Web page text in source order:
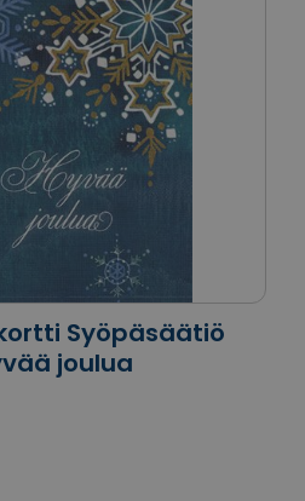
Syöpäsäätiö
joulua